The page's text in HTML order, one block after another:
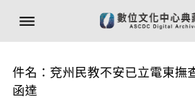
件名：兗州民教不安已立電東撫
函達